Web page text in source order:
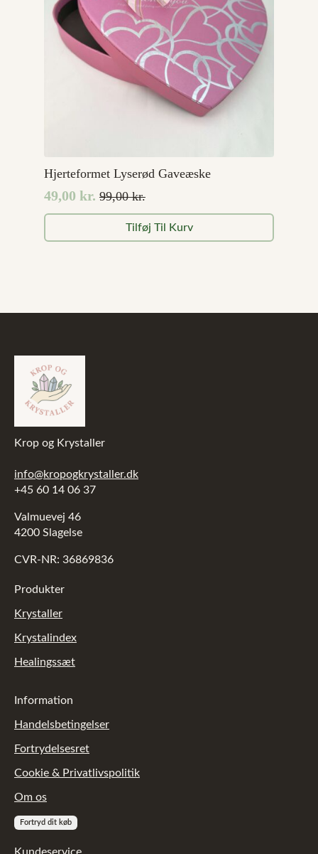
Hjerteformet Lyserød Gaveæske
99,00kr.
Den
oprindelige
pris
49,00 kr.
Den
aktuelle
pris
Tilføj Til Kurv
Krop og Krystaller
info@kropogkrystaller.dk
+45 60 14 06 37
Valmuevej 46
4200 Slagelse
CVR-NR: 36869836
Produkter
Krystaller
Krystalindex
Healingssæt
Information
Handelsbetingelser
Fortrydelsesret
Cookie & Privatlivspolitik
Om os
Fortryd dit køb